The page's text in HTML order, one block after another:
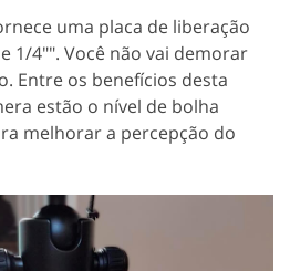
uma placa de liberação
1/4"". Você não vai demorar
Entre os benefícios desta
estão o nível de bolha
melhorar a percepção do